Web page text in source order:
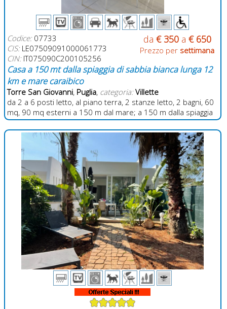
da € 350a € 650
Prezzo per settimana
Codice:07733
CIS:LE07509091000061773
CIN:IT075090C200105256
Casa a 150 mt dalla spiaggia di sabbia bianca lunga 12
km e mare caraibico
Torre San Giovanni, Puglia, categoria: Villette
da 2 a 6 posti letto, al piano terra, 2 stanze letto, 2 bagni, 60
mq, 90 mq esterni a 150 m dal mare; a 150 m dalla spiaggia